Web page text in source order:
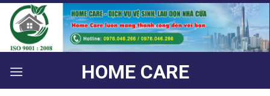
Bỏ
qua
nội
dung
HOME CARE